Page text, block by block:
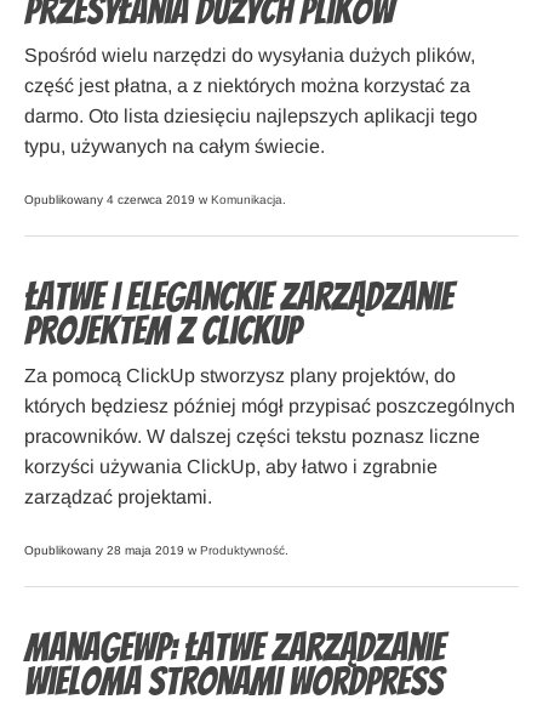
przesyłania dużych plików
Spośród wielu narzędzi do wysyłania dużych plików,
część jest płatna, a z niektórych można korzystać za
darmo. Oto lista dziesięciu najlepszych aplikacji tego
typu, używanych na całym świecie.
Opublikowany 4 czerwca 2019 w Komunikacja
Łatwe i eleganckie zarządzanie
projektem z ClickUp
Za pomocą ClickUp stworzysz plany projektów, do
których będziesz później mógł przypisać poszczególnych
pracowników. W dalszej części tekstu poznasz liczne
korzyści używania ClickUp, aby łatwo i zgrabnie
zarządzać projektami.
Opublikowany 28 maja 2019 w Produktywność
ManageWP: Łatwe zarządzanie
wieloma stronami WordPress